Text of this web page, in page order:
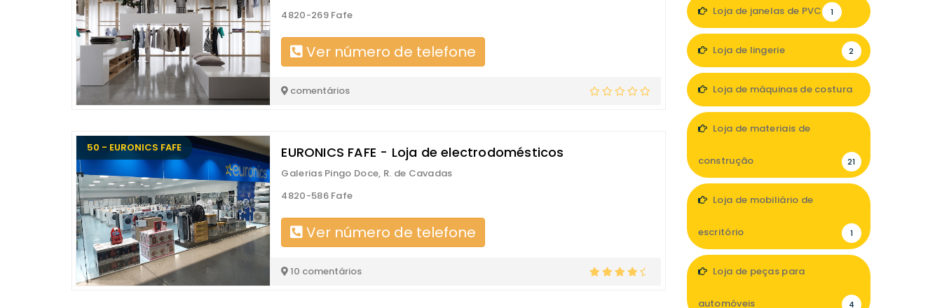
4820-269 Fafe
Ver número de telefone
comentários
50 - EURONICS FAFE EURONICS FAFE - Loja de electrodomésticos
Galerias Pingo Doce, R. de Cavadas
4820-586 Fafe
Ver número de telefone
10 comentários
Loja de janelas de PVC 1
Loja de lingerie 2
Loja de máquinas de costura
Loja de materiais de
construção 21
Loja de mobiliário de
escritório 1
Loja de peças para
automóveis 4